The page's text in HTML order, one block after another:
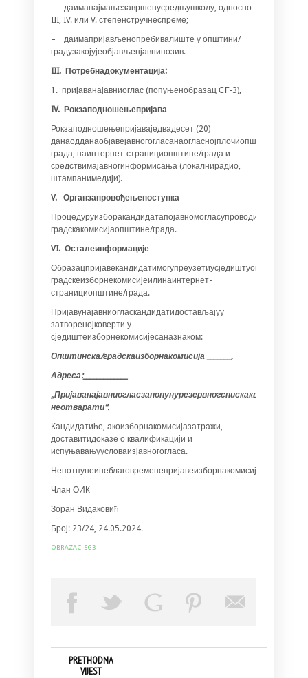
– даиманајмањезавршенусредњушколу, односно
III, IV. или V. степенстручнеспреме;
– даимапријављенопребивалиште у општини/
градузакојујеобјављенјавнипозив.
III. Потребнадокументација:
1. пријаванајавниоглас (попуњенобразац СГ-3),
IV. Рокзаподношењепријава
Рокзаподношењепријаваједвадесет (20)
данаодданаобјавејавногогласанаогласнојплочиопштине/
града, наинтернет-странициопштине/града и
средствимајавногинформисања (локалнирадио,
штампанимедији).
V. Органзапровођењепоступка
Процедуруизборакандидатапојавномогласупроводиопштинска/
градскакомисијаопштине/града.
VI. Осталеинформације
Образацпријавекандидатимогупреузетиусједиштуопштинске/
градскеизборнекомисијеилинаинтернет-
странициопштине/града.
Пријавунајавниогласкандидатидостављајуу
затворенојковерти у
сједиштеизборнекомисијесаназнаком:
Општинска/градскаизборнакомисија _______,
Адреса:_____________
неотварати“.
Кандидатиће, акоизборнакомисијазатражи,
доставитидоказе о квалификацији и
испуњавањуусловаизјавногогласа.
Члан ОИК
Зоран Видаковић
Број: 23/24, 24.05.2024.
OBRAZAC_SG3
PRETHODNA
VIJEST